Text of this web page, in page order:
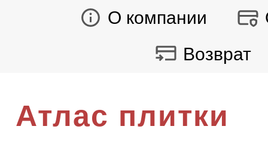
О компании
Возврат
Атлас плитки